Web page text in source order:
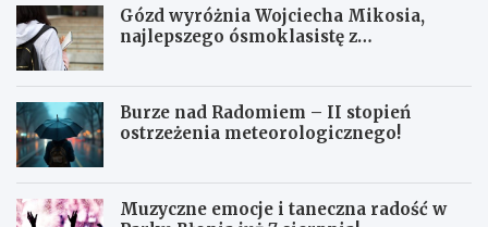
Gózd wyróżnia Wojciecha Mikosia,
najlepszego ósmoklasistę z
Burze nad Radomiem – II stopień
ostrzeżenia meteorologicznego!
Muzyczne emocje i taneczna radość w